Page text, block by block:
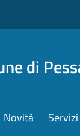
di
Novità Servizi